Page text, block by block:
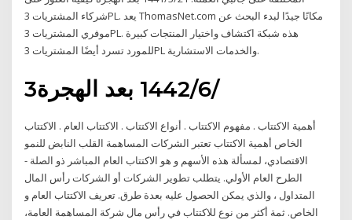
شركاء المشتريات 3PL. يعد ThomasNet.com مكانًا جيدًا لبدء البحث عن
موفري المشتريات 3PL. هذه شبكة اكتشاف واختيار المنتجات كبيرة
للمورد تسرد أيضًا المشتريات 3PL والخدمات الاستشارية.
3‏‏/6‏‏/1442 بعد الهجرة
أهمية الاكتتاب . مفهوم الاكتتاب . أنواع الاكتتاب . الاكتتاب العام . الاكتتاب
الخاص أهمية الاكتتاب تعتبر الشركات المساهمة القلب النابض للنمو
الاقتصادي، لمسألة هذه الأسهم و هو الاكتتاب العام المباشر ذو الصلة -
الطرح العام الأولي. يتطلب تطوير الشركات أو الشركات رأس المال
المتداول ، والذي يمكن الحصول عليه بعدة طرق. تعريف الاكتتاب العام و
الخاص. ثمة أكثر من نوع للاكتتاب في رأس مال شركة المساهمة العامة،